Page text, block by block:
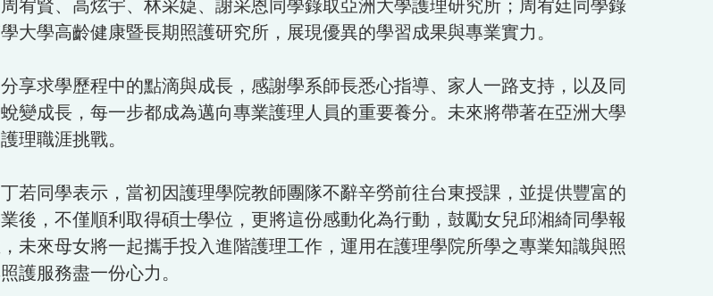
宥賢、高炫宇、林采媫、謝采恩同學錄取亞洲大學護理研究所；周宥廷同學錄
大學高齡健康暨長期照護研究所，展現優異的學習成果與專業實力。
求學歷程中的點滴與成長，感謝學系師長悉心指導、家人一路支持，以及同
變成長，每一步都成為邁向專業護理人員的重要養分。未來將帶著在亞洲大學
理職涯挑戰。
若同學表示，當初因護理學院教師團隊不辭辛勞前往台東授課，並提供豐富的
後，不僅順利取得碩士學位，更將這份感動化為行動，鼓勵女兒邱湘綺同學報
未來母女將一起攜手投入進階護理工作，運用在護理學院所學之專業知識與照
護服務盡一份心力。